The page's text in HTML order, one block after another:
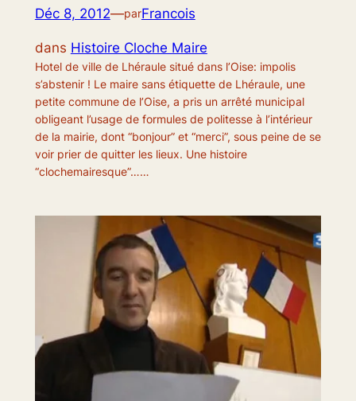
Déc 8, 2012—parFrancois
dans Histoire Cloche Maire
Hotel de ville de Lhéraule situé dans l’Oise: impolis
s’abstenir ! Le maire sans étiquette de Lhéraule, une
petite commune de l’Oise, a pris un arrêté municipal
obligeant l’usage de formules de politesse à l’intérieur
de la mairie, dont “bonjour” et “merci”, sous peine de se
voir prier de quitter les lieux. Une histoire
“clochemairesque”……